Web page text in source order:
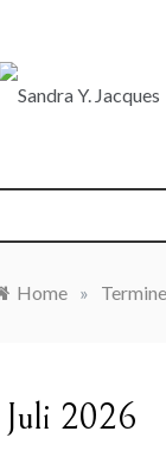
Home » Termine
Juli 2026